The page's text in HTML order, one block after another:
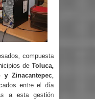
compuesta
de Toluca,
y Zinacantepec
entre el día
a esta gestión